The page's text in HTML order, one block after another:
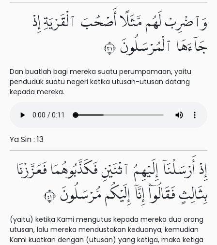
وَٱضْرِبْ لَهُم مَّثَلًا أَصْحَٰبَ ٱلْقَرْيَةِ إِذْ
جَآءَهَا ٱلْمُرْسَلُونَ ١٣
Dan buatlah bagi mereka suatu perumpamaan, yaitu
penduduk suatu negeri ketika utusan-utusan datang
kepada mereka.
Ya Sin : 13
إِذْ أَرْسَلْنَآ إِلَيْهِمُ ٱثْنَيْنِ فَكَذَّبُوهُمَا فَعَزَّزْنَا
بِثَالِثٍ فَقَالُوٓا۟ إِنَّآ إِلَيْكُم مُّرْسَلُونَ ١٤
(yaitu) ketika Kami mengutus kepada mereka dua orang
utusan, lalu mereka mendustakan keduanya; kemudian
Kami kuatkan dengan (utusan) yang ketiga, maka ketiga